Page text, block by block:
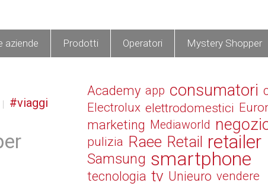
aziende Prodotti Operatori Mystery Shopper
viaggi
Academy app consumatori
Electrolux elettrodomestici
marketing Mediaworld
pulizia Raee Retail retailer
Samsung smartphone
tecnologia tv Unieuro vendere